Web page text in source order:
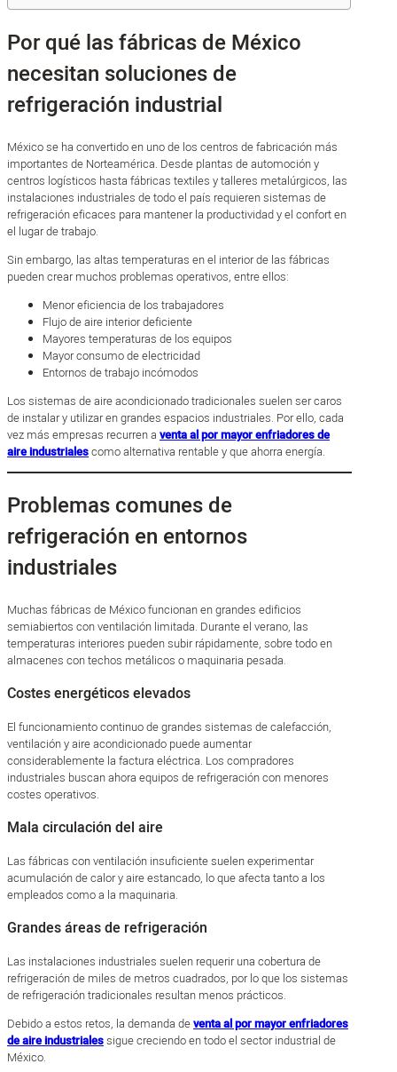
Por qué las fábricas de México
necesitan soluciones de
refrigeración industrial
México se ha convertido en uno de los centros de fabricación más
importantes de Norteamérica. Desde plantas de automoción y
centros logísticos hasta fábricas textiles y talleres metalúrgicos, las
instalaciones industriales de todo el país requieren sistemas de
refrigeración eficaces para mantener la productividad y el confort en
el lugar de trabajo.
Sin embargo, las altas temperaturas en el interior de las fábricas
pueden crear muchos problemas operativos, entre ellos:
Menor eficiencia de los trabajadores
Flujo de aire interior deficiente
Mayores temperaturas de los equipos
Mayor consumo de electricidad
Entornos de trabajo incómodos
Los sistemas de aire acondicionado tradicionales suelen ser caros
de instalar y utilizar en grandes espacios industriales. Por ello, cada
vez más empresas recurren a venta al por mayor enfriadores de
aire industrialescomo alternativa rentable y que ahorra energía.
Problemas comunes de
refrigeración en entornos
industriales
Muchas fábricas de México funcionan en grandes edificios
semiabiertos con ventilación limitada. Durante el verano, las
temperaturas interiores pueden subir rápidamente, sobre todo en
almacenes con techos metálicos o maquinaria pesada.
Costes energéticos elevados
El funcionamiento continuo de grandes sistemas de calefacción,
ventilación y aire acondicionado puede aumentar
considerablemente la factura eléctrica. Los compradores
industriales buscan ahora equipos de refrigeración con menores
costes operativos.
Mala circulación del aire
Las fábricas con ventilación insuficiente suelen experimentar
acumulación de calor y aire estancado, lo que afecta tanto a los
empleados como a la maquinaria.
Grandes áreas de refrigeración
Las instalaciones industriales suelen requerir una cobertura de
refrigeración de miles de metros cuadrados, por lo que los sistemas
de refrigeración tradicionales resultan menos prácticos.
Debido a estos retos, la demanda deventa al por mayor enfriadores
de aire industrialessigue creciendo en todo el sector industrial de
México.